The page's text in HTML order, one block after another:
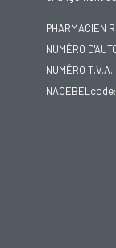
PHARMACIEN
NUMÉRO
NUMÉRO